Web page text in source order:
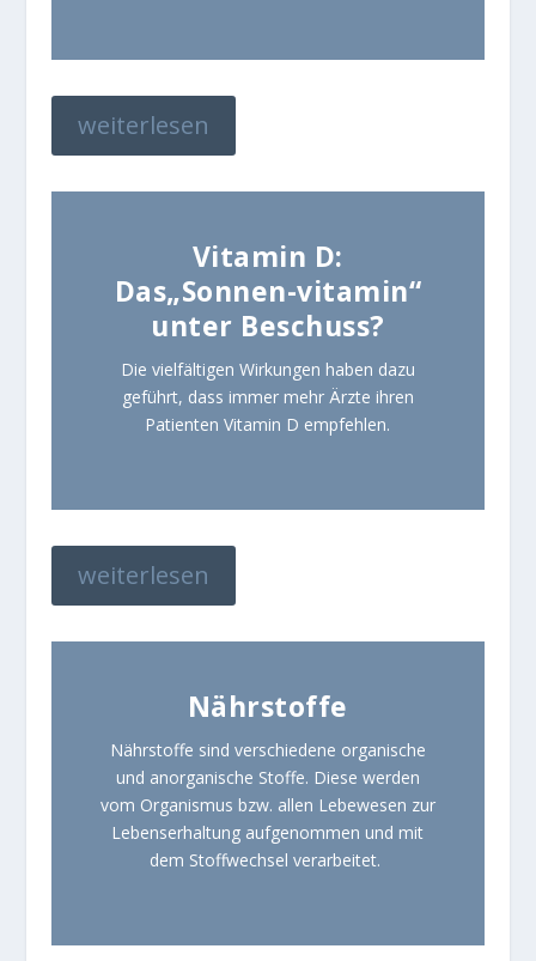
weiterlesen
Vitamin D:
Das„Sonnen-vitamin“
unter Beschuss?
Die vielfältigen Wirkungen haben dazu
geführt, dass immer mehr Ärzte ihren
Patienten Vitamin D empfehlen.
weiterlesen
Nährstoffe
Nährstoffe sind verschiedene organische
und anorganische Stoffe. Diese werden
vom Organismus bzw. allen Lebewesen zur
Lebenserhaltung aufgenommen und mit
dem Stoffwechsel verarbeitet.